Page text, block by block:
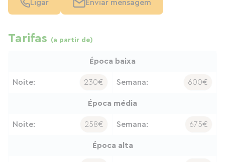
Ligar Enviar mensagem
Tarifas (a partir de)
Época baixa
Noite: 230€ Semana: 600€
Época média
Noite: 258€ Semana: 675€
Época alta